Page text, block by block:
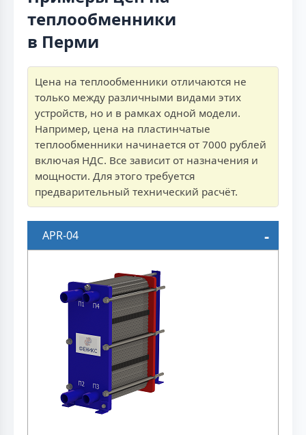
теплообменники
в Перми
Цена на теплообменники отличаются не
только между различными видами этих
устройств, но и в рамках одной модели.
Например, цена на пластинчатые
теплообменники начинается от 7000 рублей
включая НДС. Все зависит от назначения и
мощности. Для этого требуется
предварительный технический расчёт.
APR-04